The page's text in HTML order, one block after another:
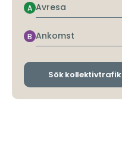
Avresa
A
Ankomst
B
Sök kollektivtrafik